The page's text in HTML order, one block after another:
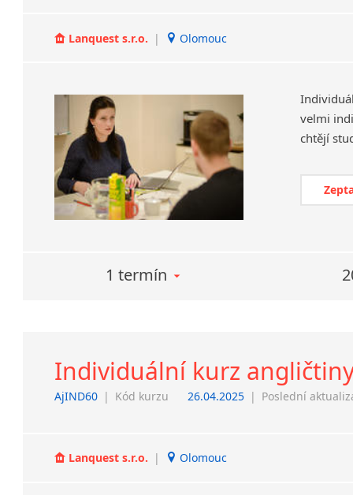
Lanquest s.r.o. | Olomouc
velmi
1 termín
Individuální kurz
AjIND60 | Kód kurzu 26.04.2025 | Poslední
Lanquest s.r.o. | Olomouc